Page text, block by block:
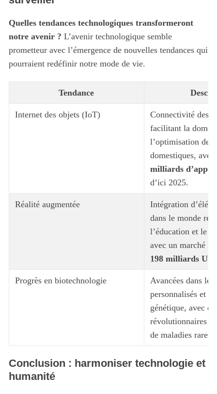
Quelles tendances technologiques transformeront
notre avenir ? L’avenir technologique semble
prometteur avec l’émergence de nouvelles tendances qui
pourraient redéfinir notre mode de vie.
Tendance
Internet des objets (IoT)
Connectivité des
facilitant la
l’optimisation des
domestiques,
milliards
d’ici 2025.
Réalité augmentée
Intégration
dans le monde
l’éducation et le
avec un marché
198 milliards
Progrès en biotechnologie
Avancées dans
personnalisés et
génétique, avec
révolutionnaires
de maladies rares.
Conclusion : harmoniser technologie et
humanité